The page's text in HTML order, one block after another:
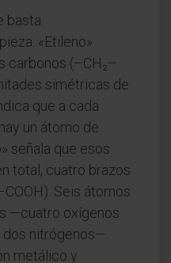
basta
«Etileno»
carbonos (–CH₂–
simétricas de
que a cada
un átomo de
señala que esos
total, cuatro brazos
Seis átomos
—cuatro oxígenos
dos nitrógenos—
metálico y